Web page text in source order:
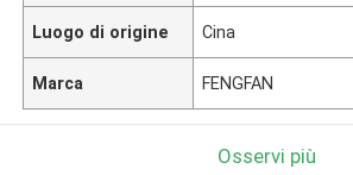
Luogo di origine Cina
Marca FENGFAN
Osservi più